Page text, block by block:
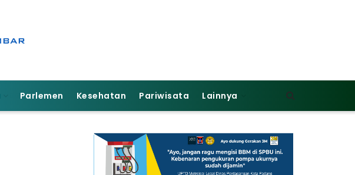
Parlemen Kesehatan Pariwisata Lainnya